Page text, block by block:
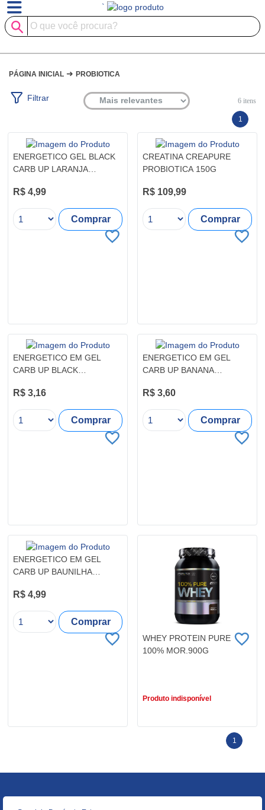
`
PÁGINA INICIAL ➜ PROBIOTICA
Filtrar 6itens
1
ENERGETICO GEL BLACK
CARB UP LARANJA
R$ 4,99
Comprar
CREATINA CREAPURE
PROBIOTICA 150G
R$ 109,99
Comprar
ENERGETICO EM GEL
CARB UP BLACK
SACHE 30G
R$ 3,16
Comprar
ENERGETICO EM GEL
CARB UP BANANA
R$ 3,60
Comprar
ENERGETICO EM GEL
CARB UP BAUNILHA
R$ 4,99
Comprar
WHEY PROTEIN PURE
100% MOR.900G
Produto indisponível
1